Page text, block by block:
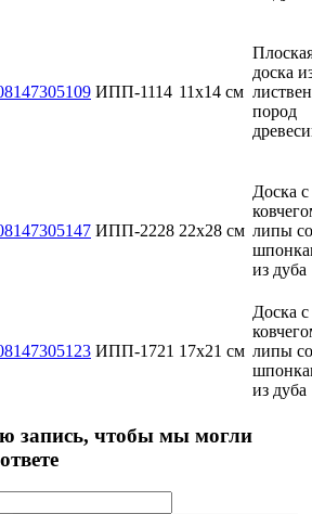
ИПП-1114 11х14 см
доска
пород
ИПП-2228 22х28 см
Доска с
липы со
из дуба
ИПП-1721 17х21 см
Доска с
липы со
из дуба
запись, чтобы мы могли